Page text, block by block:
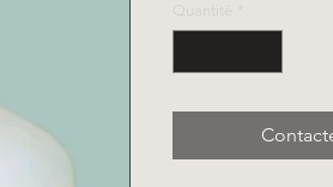
Quantité